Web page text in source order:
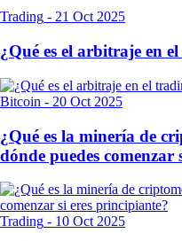
Trading - 21 Oct 2025
¿Qué es el arbitraje en
Bitcoin - 20 Oct 2025
¿Qué es la minería de
dónde puedes comenzar
Trading - 10 Oct 2025